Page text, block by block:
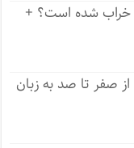
خراب شده است؟ +
از صفر تا صد به زبان